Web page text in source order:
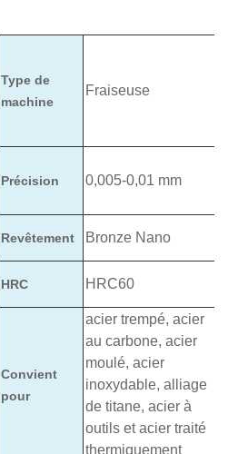
Type de
machine
Fraiseuse
Précision 0,005-0,01 mm
Revêtement Bronze Nano
HRC HRC60
Convient
pour
acier trempé, acier
au carbone, acier
moulé, acier
inoxydable, alliage
de titane, acier à
outils et acier traité
thermiquement